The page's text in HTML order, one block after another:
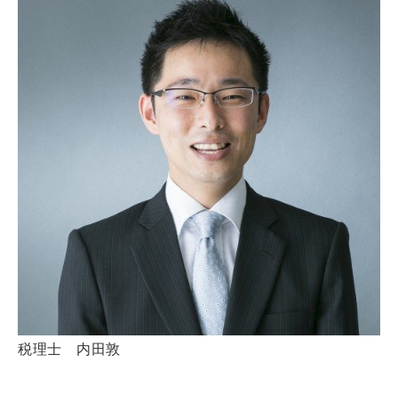
税理士 内田敦